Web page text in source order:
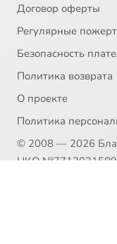
Договор оферты
Регулярные
Безопасность
Политика возврата
О проекте
Политика
© 2008 — 2026
НКО №7712031589